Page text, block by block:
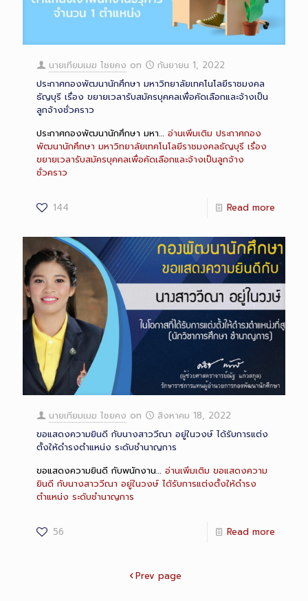
นายเทียมเมฆ ไชยคง on
กันยายน 1, 2022
ประกาศกองพัฒนานักศึกษา มหาวิทยาลัยเทคโนโลยีราชมงคล
ธัญบุรี เรื่อง ขยายเวลารับสมัครบุคคลเพื่อคัดเลือกและจ้างเป็น
ลูกจ้างชั่วคราว
ประกาศกองพัฒนานักศึกษา มหา… อ่านเพิ่มเติม ประกาศกอง
พัฒนานักศึกษา มหาวิทยาลัยเทคโนโลยีราชมงคลธัญบุรี เรื่อง
ขยายเวลารับสมัครบุคคลเพื่อคัดเลือกและจ้างเป็นลูกจ้าง
ชั่วคราว
144 Read more
นายเทียมเมฆ ไชยคง on
สิงหาคม 18, 2022
ขอแสดงความยินดี กับนางสาววีณา อยู่ในวงษ์ ได้รับการแต่ง
ตั้งให้ดำรงตำแหน่ง ระดับชำนาญการ
ขอแสดงความยินดี กับพนักงาน… อ่านเพิ่มเติม ขอแสดงความ
ยินดี กับนางสาววีณา อยู่ในวงษ์ ได้รับการแต่งตั้งให้ดำรง
ตำแหน่ง ระดับชำนาญการ
56 Read more
Prev page